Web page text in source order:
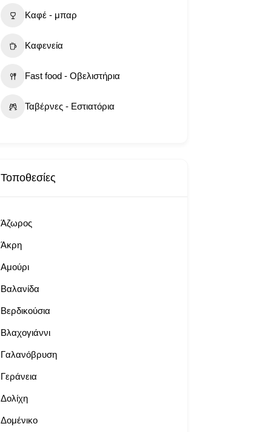
Καφέ - μπαρ
Καφενεία
Fast food - Οβελιστήρια
Ταβέρνες - Εστιατόρια
Τοποθεσίες
Άζωρος
Άκρη
Αμούρι
Βαλανίδα
Βερδικούσια
Βλαχογιάννι
Γαλανόβρυση
Γεράνεια
Δολίχη
Δομένικο